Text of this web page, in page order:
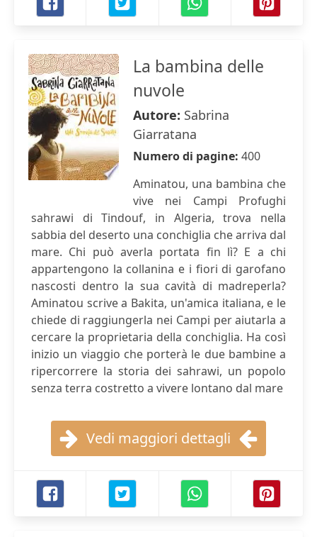
La bambina delle
nuvole
Autore: Sabrina
Giarratana
Numero di pagine: 400
Aminatou, una bambina che
vive nei Campi Profughi
sahrawi di Tindouf, in Algeria, trova nella
sabbia del deserto una conchiglia che arriva dal
mare. Chi può averla portata fin lì? E a chi
appartengono la collanina e i fiori di garofano
nascosti dentro la sua cavità di madreperla?
Aminatou scrive a Bakita, un'amica italiana, e le
chiede di raggiungerla nei Campi per aiutarla a
cercare la proprietaria della conchiglia. Ha così
inizio un viaggio che porterà le due bambine a
ripercorrere la storia dei sahrawi, un popolo
senza terra costretto a vivere lontano dal mare
Vedi maggiori dettagli